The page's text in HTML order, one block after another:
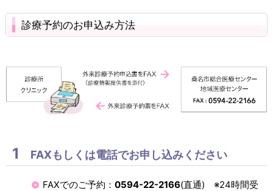
診療予約のお申込み方法
1 FAXもしくは電話でお申し込みください
FAXでのご予約： 0594-22-2166(直通) ※24時間受